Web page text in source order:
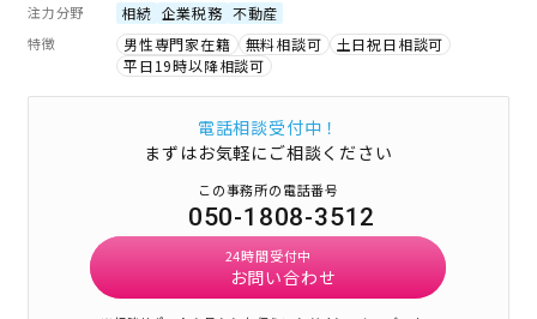
注力分野 相続 企業税務 不動産
特徴 男性専門家在籍 無料相談可
土日祝日相談可
平日19時以降相談可
電話相談受付中！
まずはお気軽にご相談ください
この事務所の電話番号
050-1808-3512
24時間受付中
お問い合わせ